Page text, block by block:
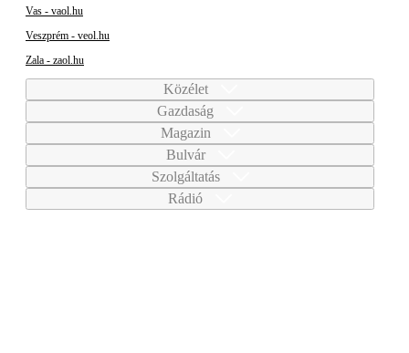
Vas - vaol.hu
Veszprém - veol.hu
Zala - zaol.hu
Közélet
Gazdaság
Magazin
Bulvár
Szolgáltatás
Rádió